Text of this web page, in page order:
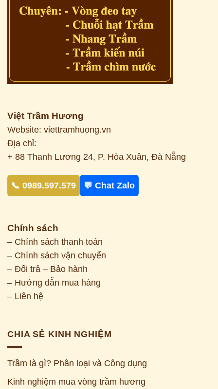
Việt Trầm Hương
Website: viettramhuong.vn
Địa chỉ:
+ 88 Thanh Lương 24, P. Hòa Xuân, Đà Nẵng
📞 0989.597.579 💬 Chat Zalo
Chính sách
– Chính sách thanh toán
– Chính sách vận chuyển
– Đổi trả – Bảo hành
– Hướng dẫn mua hàng
– Liên hệ
CHIA SẺ KINH NGHIỆM
Trầm là gì? Phân loại và Công dụng
Kinh nghiệm mua vòng trầm hương